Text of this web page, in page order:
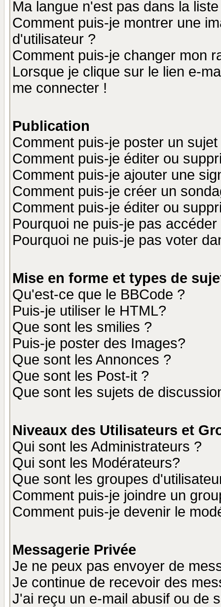
Ma langue n'est pas dans la
Comment puis-je montrer une
d'utilisateur ?
Comment puis-je changer mon
Lorsque je clique sur le lien e-
me connecter !
Publication
Comment puis-je poster un
Comment puis-je éditer ou
Comment puis-je ajouter une
Comment puis-je créer un
Comment puis-je éditer ou
Pourquoi ne puis-je pas
Pourquoi ne puis-je pas voter
Mise en forme et types de
Qu'est-ce que le BBCode ?
Puis-je utiliser le HTML?
Que sont les smilies ?
Puis-je poster des Images?
Que sont les Annonces ?
Que sont les Post-it ?
Que sont les sujets de
Niveaux des Utilisateurs et
Qui sont les Administrateurs ?
Qui sont les Modérateurs?
Que sont les groupes
Comment puis-je joindre un
Comment puis-je devenir le
Messagerie Privée
Je ne peux pas envoyer de
Je continue de recevoir des
J'ai reçu un e-mail abusif ou de